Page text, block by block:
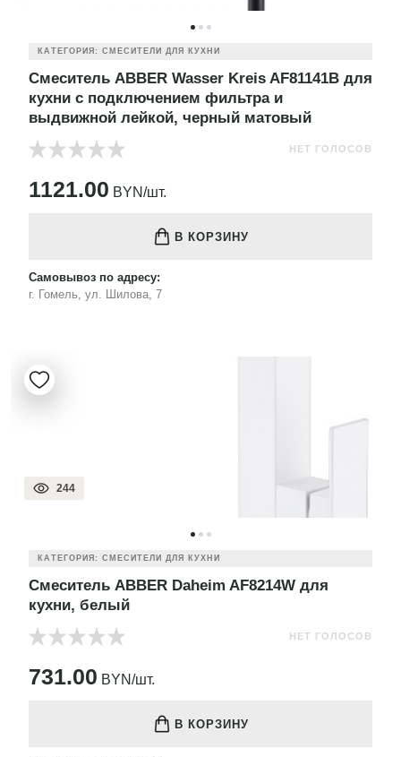
КАТЕГОРИЯ: СМЕСИТЕЛИ ДЛЯ КУХНИ
Смеситель ABBER Wasser Kreis AF81141B для
кухни с подключением фильтра и
выдвижной лейкой, черный матовый
НЕТ ГОЛОСОВ
1121.00 BYN/шт.
В КОРЗИНУ
Самовывоз по адресу:
г. Гомель, ул. Шилова, 7
244
КАТЕГОРИЯ: СМЕСИТЕЛИ ДЛЯ КУХНИ
Смеситель ABBER Daheim AF8214W для
кухни, белый
НЕТ ГОЛОСОВ
731.00 BYN/шт.
В КОРЗИНУ